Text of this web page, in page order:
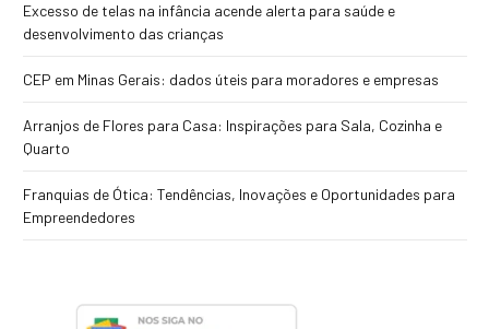
Excesso de telas na infância acende alerta para saúde e
desenvolvimento das crianças
CEP em Minas Gerais: dados úteis para moradores e empresas
Arranjos de Flores para Casa: Inspirações para Sala, Cozinha e
Quarto
Franquias de Ótica: Tendências, Inovações e Oportunidades para
Empreendedores